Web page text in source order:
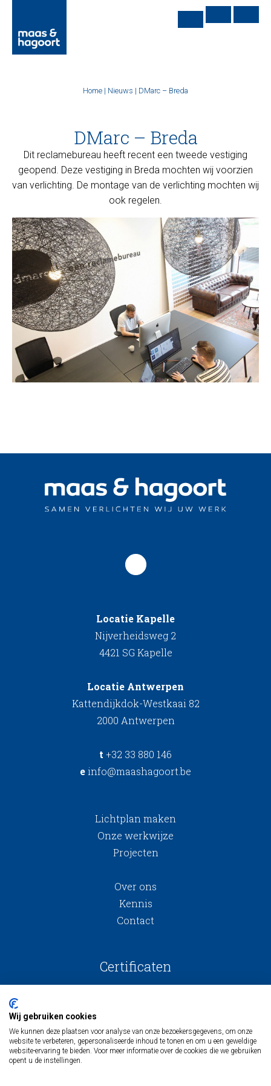
Home | Nieuws | DMarc – Breda
DMarc – Breda
Dit reclamebureau heeft recent een tweede vestiging
geopend. Deze vestiging in Breda mochten wij voorzien
van verlichting. De montage van de verlichting mochten wij
ook regelen.
Locatie Kapelle
Nijverheidsweg 2
4421 SG Kapelle
Locatie Antwerpen
Kattendijkdok-Westkaai 82
2000 Antwerpen
t +32 33 880 146
einfo@maashagoort.be
Lichtplan maken
Onze werkwijze
Projecten
Over ons
Kennis
Contact
Certificaten
Wij gebruiken cookies
We kunnen deze plaatsen voor analyse van onze bezoekersgegevens, om onze
website te verbeteren, gepersonaliseerde inhoud te tonen en om u een geweldige
website-ervaring te bieden. Voor meer informatie over de cookies die we gebruiken
opent u de instellingen.